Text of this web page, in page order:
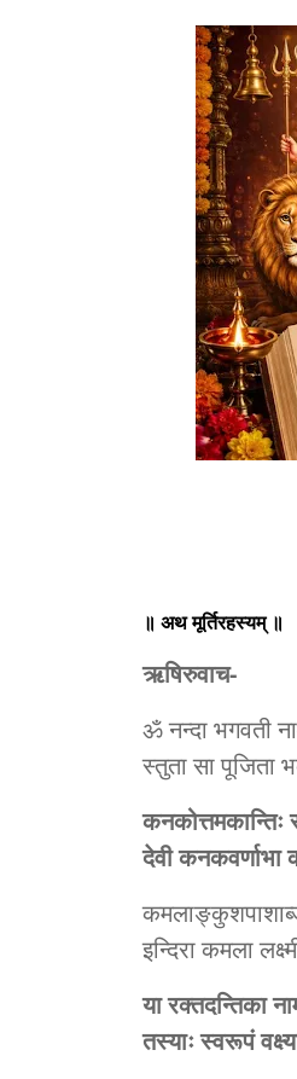
॥ अथ मूर्तिरहस्यम् ॥
ऋषिरुवाच-
ॐ नन्दा भगवती
स्तुता सा पूजिता
कनकोत्तमकान्तिः
देवी
इन्दिरा कमला
या रक्तदन्तिका
तस्याः स्वरूपं